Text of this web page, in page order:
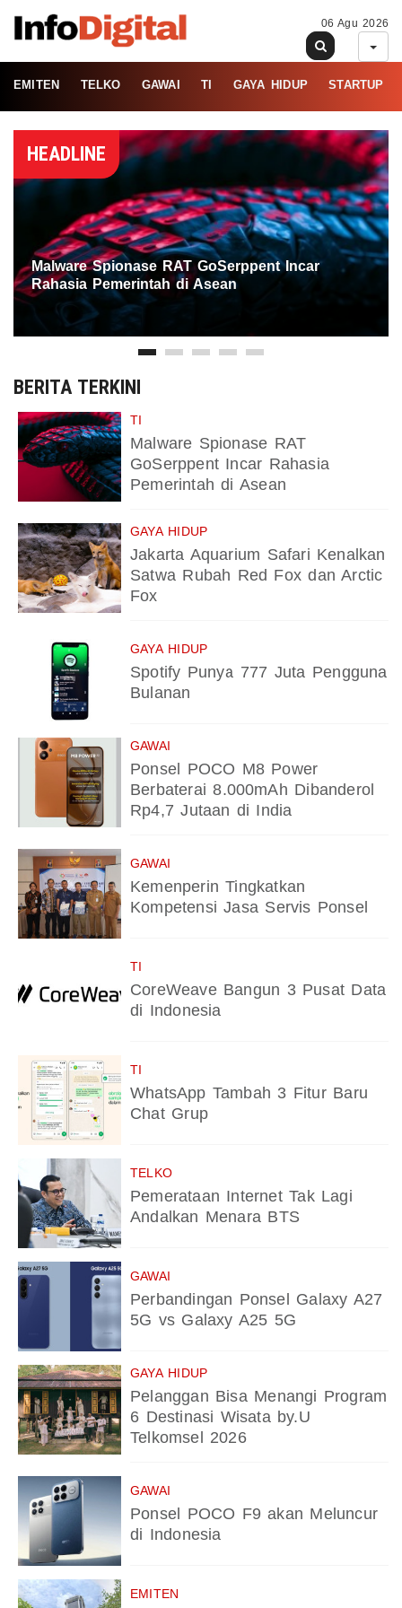
06 Agu 2026
EMITEN TELKO GAWAI TI GAYA HIDUP STARTUP
HEADLINE
Malware Spionase RAT GoSerppent Incar
Rahasia Pemerintah di Asean
BERITA TERKINI
TI
Malware Spionase RAT
GoSerppent Incar Rahasia
Pemerintah di Asean
GAYA HIDUP
Jakarta Aquarium Safari Kenalkan
Satwa Rubah Red Fox dan Arctic
Fox
GAYA HIDUP
Spotify Punya 777 Juta Pengguna
Bulanan
GAWAI
Ponsel POCO M8 Power
Berbaterai 8.000mAh Dibanderol
Rp4,7 Jutaan di India
GAWAI
Kemenperin Tingkatkan
Kompetensi Jasa Servis Ponsel
TI
CoreWeave Bangun 3 Pusat Data
di Indonesia
TI
WhatsApp Tambah 3 Fitur Baru
Chat Grup
TELKO
Pemerataan Internet Tak Lagi
Andalkan Menara BTS
GAWAI
Perbandingan Ponsel Galaxy A27
5G vs Galaxy A25 5G
GAYA HIDUP
Pelanggan Bisa Menangi Program
6 Destinasi Wisata by.U
Telkomsel 2026
GAWAI
Ponsel POCO F9 akan Meluncur
di Indonesia
EMITEN